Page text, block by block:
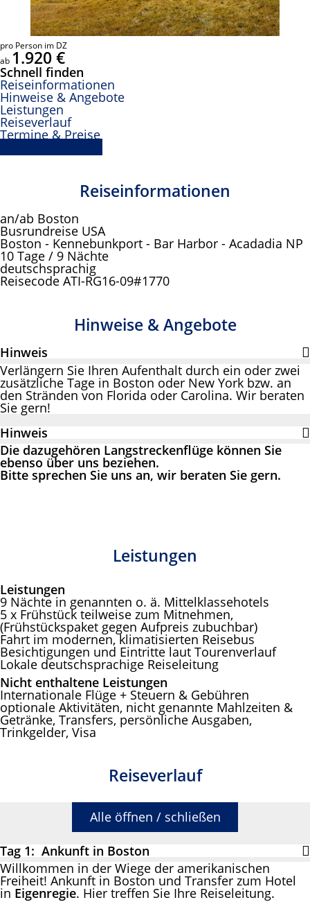
pro Person im DZ
ab 1.920 €
Schnell finden
Reiseinformationen
Hinweise & Angebote
Leistungen
Reiseverlauf
Termine & Preise
Reiseinformationen
an/ab Boston
Busrundreise USA
Boston - Kennebunkport - Bar Harbor - Acadadia NP
10 Tage / 9 Nächte
deutschsprachig
Reisecode ATI-RG16-09#1770
Hinweise & Angebote
Hinweis
Verlängern Sie Ihren Aufenthalt durch ein oder zwei
zusätzliche Tage in Boston oder New York bzw. an
den Stränden von Florida oder Carolina. Wir beraten
Sie gern!
Hinweis
Die dazugehören Langstreckenflüge können Sie
ebenso über uns beziehen.
Bitte sprechen Sie uns an, wir beraten Sie gern.
Leistungen
Leistungen
9 Nächte in genannten o. ä. Mittelklassehotels
5 x Frühstück teilweise zum Mitnehmen,
(Frühstückspaket gegen Aufpreis zubuchbar)
Fahrt im modernen, klimatisierten Reisebus
Besichtigungen und Eintritte laut Tourenverlauf
Lokale deutschsprachige Reiseleitung
Nicht enthaltene Leistungen
Internationale Flüge + Steuern & Gebühren
optionale Aktivitäten, nicht genannte Mahlzeiten &
Getränke, Transfers, persönliche Ausgaben,
Trinkgelder, Visa
Reiseverlauf
Alle öffnen / schließen
Tag 1: Ankunft in Boston
Willkommen in der Wiege der amerikanischen
Freiheit! Ankunft in Boston und Transfer zum Hotel
in Eigenregie. Hier treffen Sie Ihre Reiseleitung.